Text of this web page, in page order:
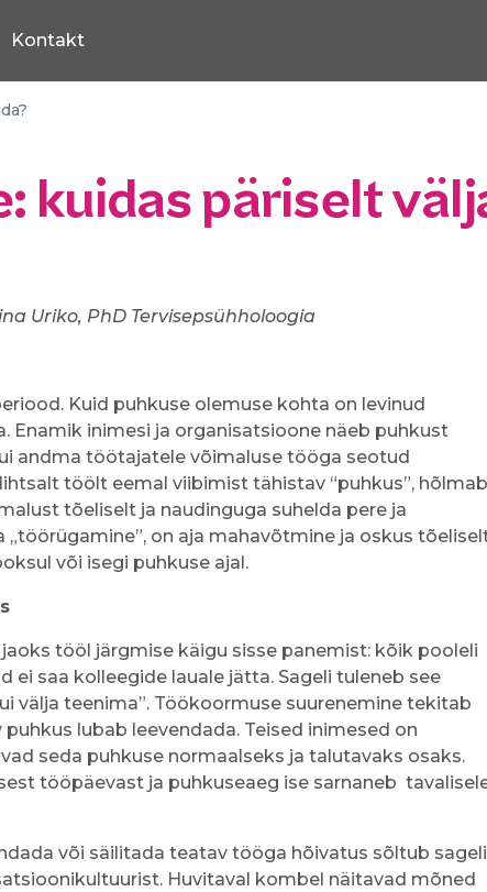
Kontakt
kuidas päriselt
Uriko, PhD Tervisepsühholoogia
Kuid puhkuse olemuse kohta on levinud
Enamik inimesi ja organisatsioone näeb puhkust
andma töötajatele võimaluse tööga seotud
töölt eemal viibimist tähistav “puhkus”, hõlmab
tõeliselt ja naudinguga suhelda pere ja
on aja mahavõtmine ja oskus
või isegi puhkuse ajal.
tööl järgmise käigu sisse panemist: kõik pooleli
ei saa kolleegide lauale jätta. Sageli tuleneb see
välja teenima”. Töökoormuse suurenemine tekitab
lubab leevendada. Teised inimesed on
seda puhkuse normaalseks ja talutavaks osaks.
tööpäevast ja puhkuseaeg ise sarnaneb
või säilitada teatav tööga hõivatus sõltub sageli
Huvitaval kombel näitavad mõned